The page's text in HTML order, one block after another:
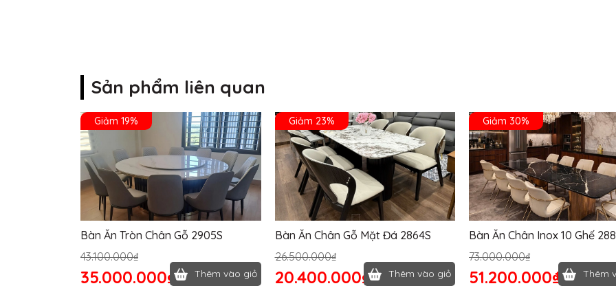
Sản phẩm liên quan
Giảm 19%
Bàn Ăn Tròn Chân Gỗ 2905S
43.100.000₫
35.000.000₫ Thêm vào giỏ
Giảm 23%
Bàn Ăn Chân Gỗ Mặt Đá 2864S
26.500.000₫
20.400.000₫ Thêm vào giỏ
Giảm 30%
Bàn Ăn Chân Inox 10 Ghế
73.000.000₫
51.200.000₫ Thêm